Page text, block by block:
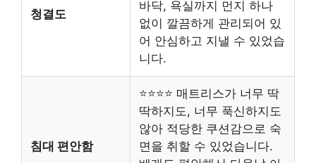
청결도
바닥, 욕실까지 먼지 하나
없이 깔끔하게 관리되어 있
어 안심하고 지낼 수 있었습
니다.
침대 편안함
⭐⭐⭐⭐ 매트리스가 너무 딱
딱하지도, 너무 푹신하지도
않아 적당한 쿠션감으로 숙
면을 취할 수 있었습니다.